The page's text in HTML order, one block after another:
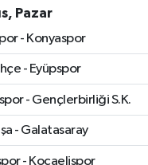
Pazar
- Konyaspor
- Eyüpspor
- Gençlerbirliği S.K.
- Galatasaray
- Kocaelispor